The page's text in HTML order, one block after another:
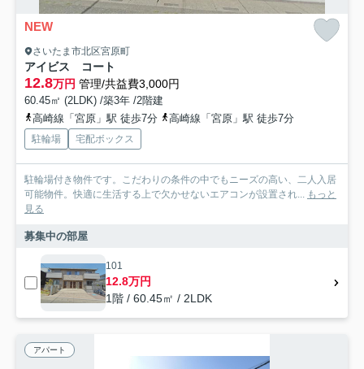
NEW
さいたま市北区宮原町
アイビス コート
12.8万円 管理/共益費3,000円
60.45㎡ (2LDK) /築3年 /2階建
高崎線「宮原」駅 徒歩7分
高崎線「宮原」駅 徒歩7分
駐輪場 宅配ボックス
駐輪場付き物件です。こだわりの条件の中でもニーズの高い、二人入居
可能物件。快適に生活する上で欠かせないエアコンが設置され... もっと
見る
募集中の部屋
101
12.8万円
1階 / 60.45㎡ / 2LDK
アパート